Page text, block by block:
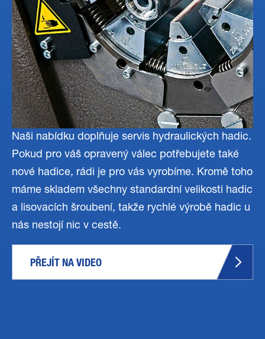
Naši nabídku doplňuje servis hydraulických hadic.
Pokud pro váš opravený válec potřebujete také
nové hadice, rádi je pro vás vyrobíme. Kromě toho
máme skladem všechny standardní velikosti hadic
a lisovacích šroubení, takže rychlé výrobě hadic u
nás nestojí nic v cestě.
PŘEJÍT NA VIDEO